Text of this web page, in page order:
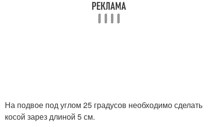
На подвое под углом 25 градусов необходимо сделать
косой зарез длиной 5 см.